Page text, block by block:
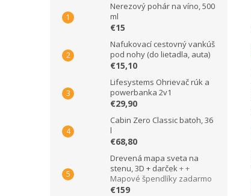
Nerezový pohár na víno, 500
ml
€15
Nafukovací cestovný vankúš
pod nohy (do lietadla, auta)
€15,10
Lifesystems Ohrievač rúk a
powerbanka 2v1
€29,90
Cabin Zero Classic batoh, 36
l
€68,80
Drevená mapa sveta na
stenu, 3D + darček+ +
Mapové špendlíky zadarmo
€159